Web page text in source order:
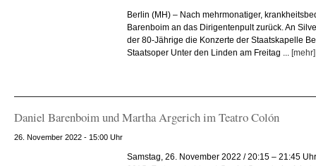
Berlin (MH) – Nach mehrmonatiger,
Barenboim an das Dirigentenpult zurück. An
der 80-Jährige die Konzerte der Staatskapelle
Staatsoper Unter den Linden am Freitag ... [mehr]
Daniel Barenboim und Martha Argerich im Teatro Colón
26. November 2022 - 15:00 Uhr
Samstag, 26. November 2022 / 20:15 – 21:45